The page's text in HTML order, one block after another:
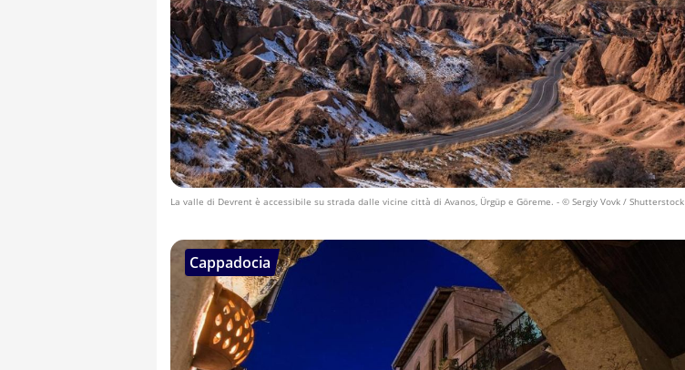
La valle di Devrent è accessibile su strada dalle vicine città di Avanos, Ürgüp e Göreme. - © Sergiy Vovk / Shutterstock
Cappadocia